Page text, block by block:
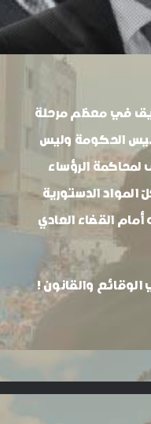
في معظم مرحلة
الحكومة وليس
الرؤساء
الدستورية
القضاء العادي
والقانون !